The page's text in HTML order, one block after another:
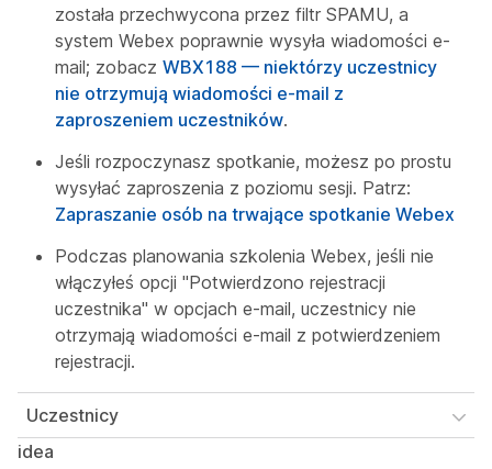
została przechwycona przez filtr SPAMU, a
system Webex poprawnie wysyła wiadomości e-
mail; zobacz WBX188 — niektórzy uczestnicy
nie otrzymują wiadomości e-mail z
zaproszeniem uczestników.
Jeśli rozpoczynasz spotkanie, możesz po prostu
wysyłać zaproszenia z poziomu sesji. Patrz:
Zapraszanie osób na trwające spotkanie Webex
Podczas planowania szkolenia Webex, jeśli nie
włączyłeś opcji "Potwierdzono rejestracji
uczestnika" w opcjach e-mail, uczestnicy nie
otrzymają wiadomości e-mail z potwierdzeniem
rejestracji.
Uczestnicy
idea